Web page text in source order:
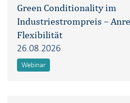
Green Conditionality im
Industriestrompreis –
Flexibilität
26.08.2026
Webinar